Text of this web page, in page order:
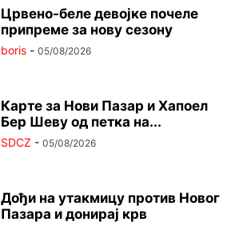
Црвено-беле девојке почеле
припреме за нову сезону
boris - 05/08/2026
Карте за Нови Пазар и Хапоел
Бер Шеву од петка на...
SDCZ - 05/08/2026
Дођи на утакмицу против Новог
Пазара и донирај крв